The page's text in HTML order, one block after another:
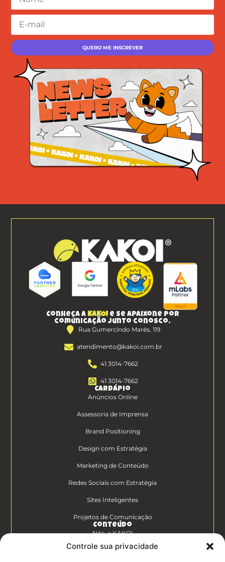
Controle sua privacidade
Conheça a KAKOI e se apaixone por
comunicação junto conosco.
Rua Gumercindo Marés, 119
atendimento@kakoi.com.br
41 3014-7662
41 3014-7662
Cardápio
Anúncios Online
Assessoria de Imprensa
Brand Positioning
Design com Estratégia
Marketing de Conteúdo
Redes Sociais com Estratégia
Sites Inteligentes
Projetos de Comunicação
Conteúdo
Nós, a KAKOI
Diferenciais Clientes KAKOI